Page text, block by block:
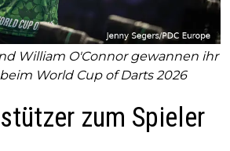
William O'Connor gewannen ihr
World Cup of Darts 2026
zum Spieler